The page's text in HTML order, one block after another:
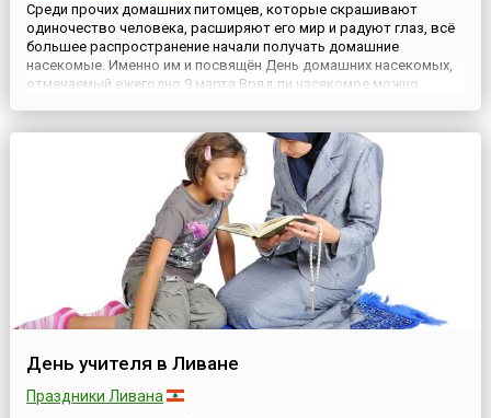
Среди прочих домашних питомцев, которые скрашивают
одиночество человека, расширяют его мир и радуют глаз, всё
большее распространение начали получать домашние
насекомые. Именно им и посвящён День домашних насекомых,
отмечаемый ежегодно 9 марта.Вряд ли насекомое можно
День учителя в Ливане
Праздники Ливана